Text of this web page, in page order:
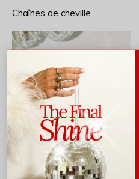
Chaînes de cheville
Nombril, taille & corps